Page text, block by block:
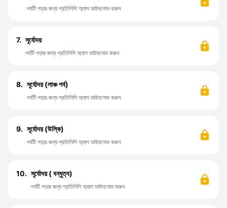
পর্বটি পড়ার জন্য প্রতিলিপি অ্যাপ ডাউনলোড করুন
7. সূর্যোদয়
পর্বটি পড়ার জন্য প্রতিলিপি অ্যাপ ডাউনলোড করুন
8. সূর্যোদয় (লাঞ্চ পর্ব)
পর্বটি পড়ার জন্য প্রতিলিপি অ্যাপ ডাউনলোড করুন
9. সূর্যোদয় (উল্কি)
পর্বটি পড়ার জন্য প্রতিলিপি অ্যাপ ডাউনলোড করুন
10. সূর্যোদয় ( বন্ধুত্ব)
পর্বটি পড়ার জন্য প্রতিলিপি অ্যাপ ডাউনলোড করুন